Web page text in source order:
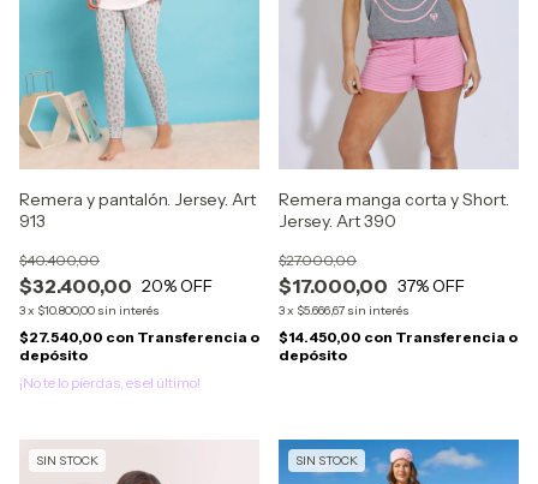
Remera y pantalón. Jersey. Art
913
$32.400,00
$40.400,00
20% OFF
3x $10.800,00 sin interés
$27.540,00 con Transferencia o
depósito
¡No te lo pierdas, es el último!
Remera manga corta y Short.
Jersey. Art 390
$17.000,00
$27.000,00
37% OFF
3x $5.666,67 sin interés
$14.450,00 con Transferencia o
depósito
SIN STOCK SIN STOCK